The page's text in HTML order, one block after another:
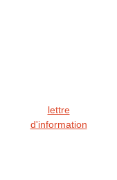
lettre
d'information